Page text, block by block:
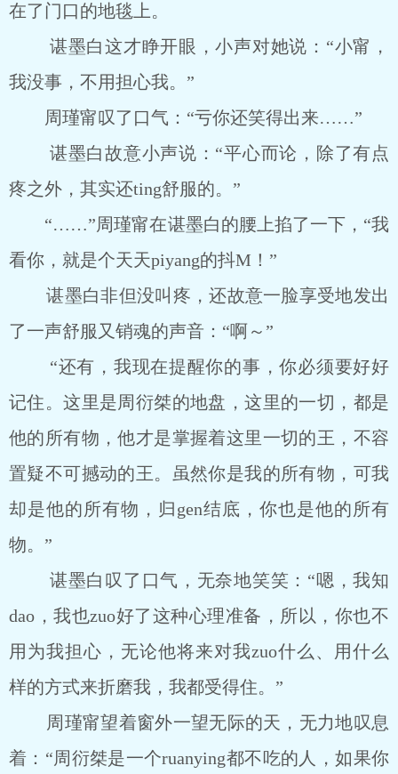
在了门口的地毯上。
谌墨白这才睁开眼，小声对她说：“小甯，
我没事，不用担心我。”
周瑾甯叹了口气：“亏你还笑得出来……”
谌墨白故意小声说：“平心而论，除了有点
疼之外，其实还ting舒服的。”
“……”周瑾甯在谌墨白的腰上掐了一下，“我
看你，就是个天天piyang的抖M！”
谌墨白非但没叫疼，还故意一脸享受地发出
了一声舒服又销魂的声音：“啊～”
“还有，我现在提醒你的事，你必须要好好
记住。这里是周衍桀的地盘，这里的一切，都是
他的所有物，他才是掌握着这里一切的王，不容
置疑不可撼动的王。虽然你是我的所有物，可我
却是他的所有物，归gen结底，你也是他的所有
物。”
谌墨白叹了口气，无奈地笑笑：“嗯，我知
dao，我也zuo好了这种心理准备，所以，你也不
用为我担心，无论他将来对我zuo什么、用什么
样的方式来折磨我，我都受得住。”
周瑾甯望着窗外一望无际的天，无力地叹息
着：“周衍桀是一个ruanying都不吃的人，如果你